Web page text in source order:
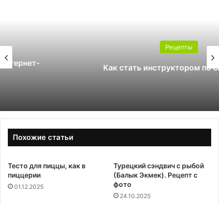
Как стать инструктором по сноуборду
Похожие статьи
Тесто для пиццы, как в
пиццерии
01.12.2025
Турецкий сэндвич с рыбой
(Балык Экмек). Рецепт с
фото
24.10.2025